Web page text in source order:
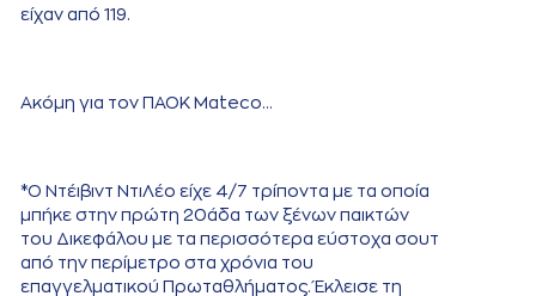
είχαν από 119.
Ακόμη για τον ΠΑΟΚ Mateco…
*Ο Ντέιβιντ ΝτιΛέο είχε 4/7 τρίποντα με τα οποία
μπήκε στην πρώτη 20άδα των ξένων παικτών
του Δικεφάλου με τα περισσότερα εύστοχα σουτ
από την περίμετρο στα χρόνια του
επαγγελματικού Πρωταθλήματος. Έκλεισε τη